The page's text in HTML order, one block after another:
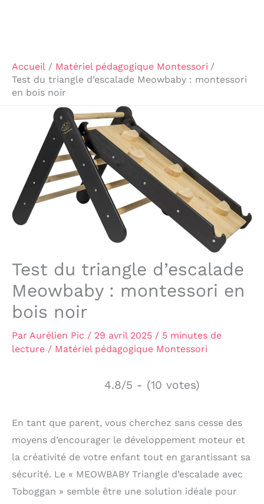
Accueil
Matériel pédagogique Montessori
Test du triangle d’escalade Meowbaby : montessori
en bois noir
Test du triangle d’escalade
Meowbaby : montessori en
bois noir
Par Aurélien Pic / 29 avril 2025 / 5 minutes de
lecture / Matériel pédagogique Montessori
4.8/5 - (10 votes)
En tant que parent, vous cherchez sans cesse des
moyens d’encourager le développement moteur et
la créativité de votre enfant tout en garantissant sa
sécurité. Le « MEOWBABY Triangle d’escalade avec
Toboggan » semble être une solution idéale pour